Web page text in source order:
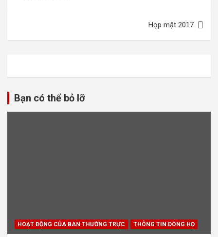
bài
Họp mặt 2017
Bạn có thể bỏ lỡ
HOẠT ĐỘNG CỦA BAN THƯỜNG TRỰC THÔNG TIN DÒNG HỌ